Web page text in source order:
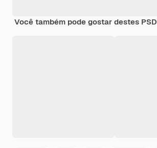
Você também pode gostar destes PSD